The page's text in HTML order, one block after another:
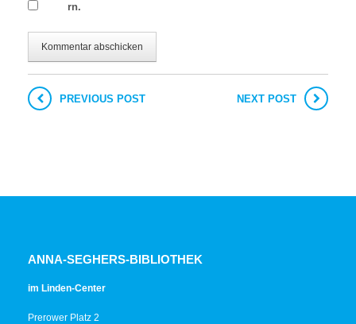
rn.
PREVIOUS POST NEXT POST
ANNA-SEGHERS-BIBLIOTHEK
im Linden-Center
Prerower Platz 2